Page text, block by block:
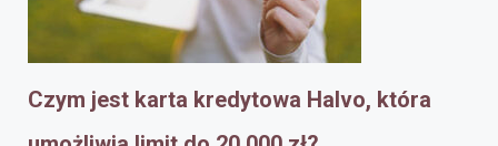
Czym jest karta kredytowa Halvo, która